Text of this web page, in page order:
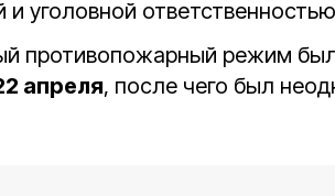
уголовной
противопожарный режим
апреля, после чего был